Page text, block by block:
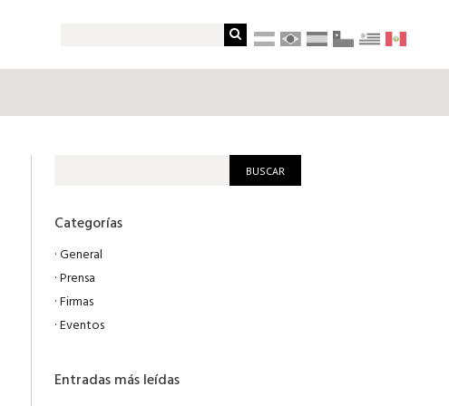
Categorías
·General
·Prensa
·Firmas
·Eventos
Entradas más leídas